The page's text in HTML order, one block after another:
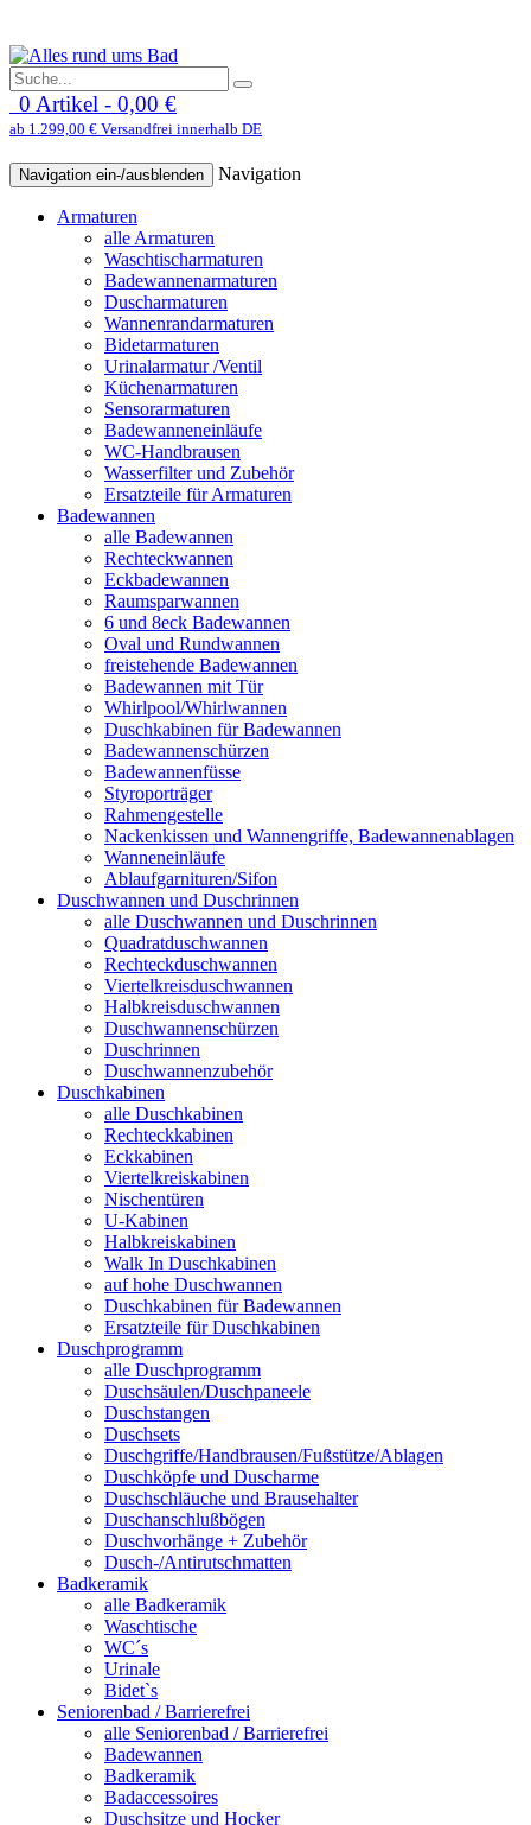
0 Artikel - 0,00 €
ab 1.299,00 € Versandfrei innerhalb DE
Navigation ein-/ausblenden Navigation
Armaturen
alle Armaturen
Waschtischarmaturen
Badewannenarmaturen
Duscharmaturen
Wannenrandarmaturen
Bidetarmaturen
Urinalarmatur /Ventil
Küchenarmaturen
Sensorarmaturen
Badewanneneinläufe
WC-Handbrausen
Wasserfilter und Zubehör
Ersatzteile für Armaturen
Badewannen
alle Badewannen
Rechteckwannen
Eckbadewannen
Raumsparwannen
6 und 8eck Badewannen
Oval und Rundwannen
freistehende Badewannen
Badewannen mit Tür
Whirlpool/Whirlwannen
Duschkabinen für Badewannen
Badewannenschürzen
Badewannenfüsse
Styroporträger
Rahmengestelle
Nackenkissen und Wannengriffe, Badewannenablagen
Wanneneinläufe
Ablaufgarnituren/Sifon
Duschwannen und Duschrinnen
alle Duschwannen und Duschrinnen
Quadratduschwannen
Rechteckduschwannen
Viertelkreisduschwannen
Halbkreisduschwannen
Duschwannenschürzen
Duschrinnen
Duschwannenzubehör
Duschkabinen
alle Duschkabinen
Rechteckkabinen
Eckkabinen
Viertelkreiskabinen
Nischentüren
U-Kabinen
Halbkreiskabinen
Walk In Duschkabinen
auf hohe Duschwannen
Duschkabinen für Badewannen
Ersatzteile für Duschkabinen
Duschprogramm
alle Duschprogramm
Duschsäulen/Duschpaneele
Duschstangen
Duschsets
Duschgriffe/Handbrausen/Fußstütze/Ablagen
Duschköpfe und Duscharme
Duschschläuche und Brausehalter
Duschanschlußbögen
Duschvorhänge + Zubehör
Dusch-/Antirutschmatten
Badkeramik
alle Badkeramik
Waschtische
WC´s
Urinale
Bidet`s
Seniorenbad / Barrierefrei
alle Seniorenbad / Barrierefrei
Badewannen
Badkeramik
Badaccessoires
Duschsitze und Hocker